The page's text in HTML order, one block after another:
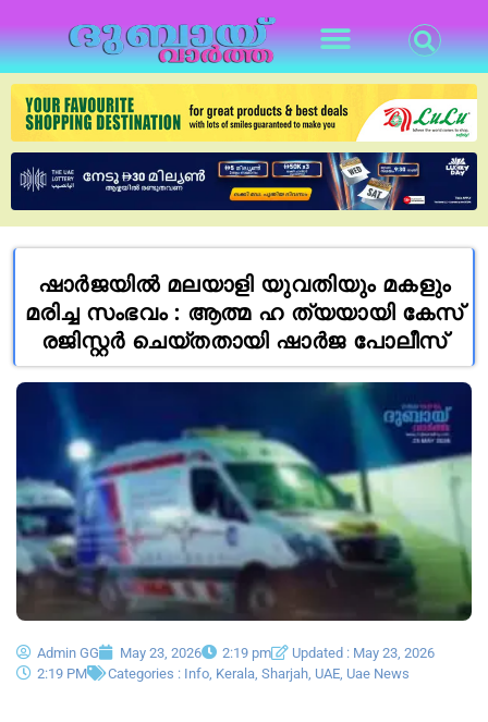
ഷാർജയിൽ മലയാളി യുവതിയും മകളും
മരിച്ച സംഭവം : ആത്മ ഹ ത്യയായി കേസ്
രജിസ്റ്റർ ചെയ്തതായി ഷാർജ പോലീസ്
Admin GG May 23, 2026 2:19 pm
Updated : May 23, 2026
2:19 PM
Categories : Info Kerala Sharjah UAE Uae News